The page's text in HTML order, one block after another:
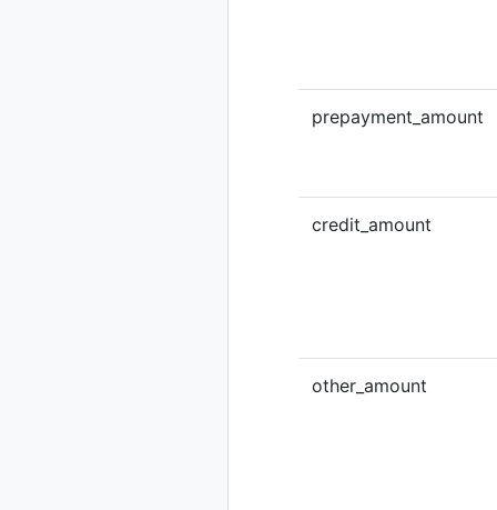
prepayment_amount
credit_amount
other_amount